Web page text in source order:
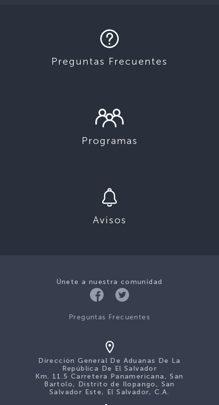
Preguntas Frecuentes
Programas
Avisos
Únete a nuestra comunidad
Preguntas Frecuentes
Dirección General De Aduanas De La
República De El Salvador
Km. 11.5 Carretera Panamericana, San
Bartolo, Distrito de Ilopango, San
Salvador Este, El Salvador, C.A.